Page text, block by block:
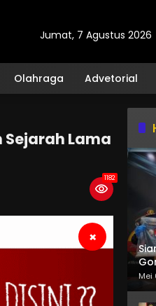
Jumat, 7 Agustus 2026
Olahraga Advetorial
Sejarah Lama
1182
×
Mei